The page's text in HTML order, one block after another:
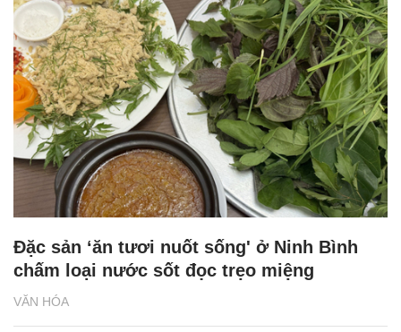
VĂN HÓA
Đặc sản ‘ăn tươi nuốt sống' ở Ninh Bình
chấm loại nước sốt đọc trẹo miệng